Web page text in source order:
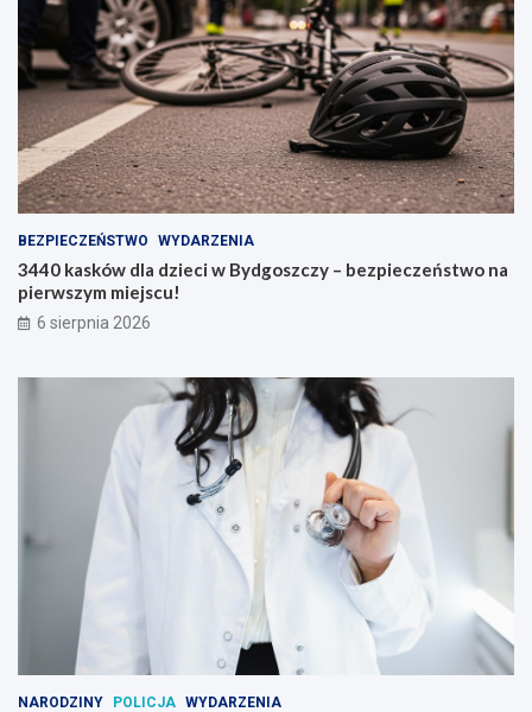
BEZPIECZEŃSTWO WYDARZENIA
3440 kasków dla dzieci w Bydgoszczy – bezpieczeństwo na
pierwszym miejscu!
6 sierpnia 2026
NARODZINY POLICJA WYDARZENIA